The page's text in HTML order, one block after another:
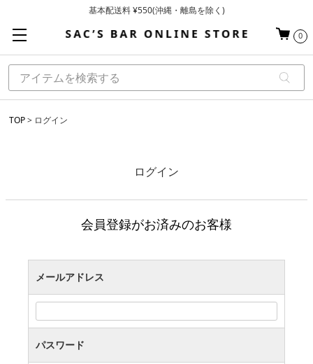
基本配送料 ¥550(沖縄・離島を除く)
お買い上げ合計¥3,980以上で送料無料
0
TOP ログイン
ログイン
会員登録がお済みのお客様
メールアドレス
パスワード